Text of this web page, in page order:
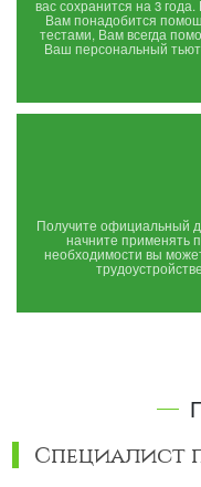
вас сохранится на 3 года.
Вам понадобится
тестами, Вам всегда
Ваш персональный
Получите официальный
начните применять
необходимости вы
Специалист